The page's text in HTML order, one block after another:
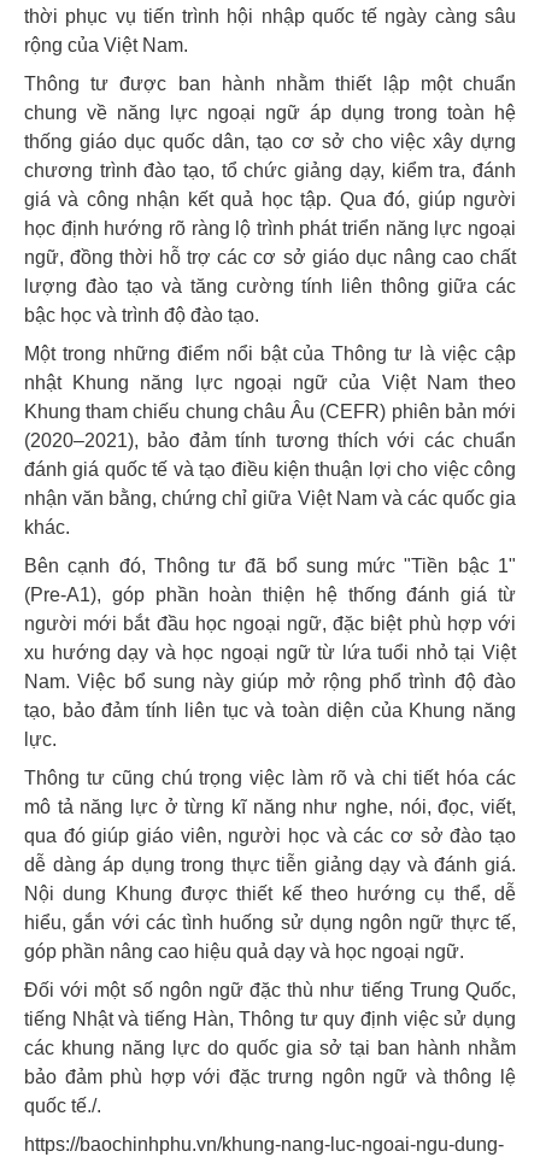
thời phục vụ tiến trình hội nhập quốc tế ngày càng sâu
rộng của Việt Nam.
Thông tư được ban hành nhằm thiết lập một chuẩn
chung về năng lực ngoại ngữ áp dụng trong toàn hệ
thống giáo dục quốc dân, tạo cơ sở cho việc xây dựng
chương trình đào tạo, tổ chức giảng dạy, kiểm tra, đánh
giá và công nhận kết quả học tập. Qua đó, giúp người
học định hướng rõ ràng lộ trình phát triển năng lực ngoại
ngữ, đồng thời hỗ trợ các cơ sở giáo dục nâng cao chất
lượng đào tạo và tăng cường tính liên thông giữa các
bậc học và trình độ đào tạo.
Một trong những điểm nổi bật của Thông tư là việc cập
nhật Khung năng lực ngoại ngữ của Việt Nam theo
Khung tham chiếu chung châu Âu (CEFR) phiên bản mới
(2020–2021), bảo đảm tính tương thích với các chuẩn
đánh giá quốc tế và tạo điều kiện thuận lợi cho việc công
nhận văn bằng, chứng chỉ giữa Việt Nam và các quốc gia
khác.
Bên cạnh đó, Thông tư đã bổ sung mức "Tiền bậc 1"
(Pre-A1), góp phần hoàn thiện hệ thống đánh giá từ
người mới bắt đầu học ngoại ngữ, đặc biệt phù hợp với
xu hướng dạy và học ngoại ngữ từ lứa tuổi nhỏ tại Việt
Nam. Việc bổ sung này giúp mở rộng phổ trình độ đào
tạo, bảo đảm tính liên tục và toàn diện của Khung năng
lực.
Thông tư cũng chú trọng việc làm rõ và chi tiết hóa các
mô tả năng lực ở từng kĩ năng như nghe, nói, đọc, viết,
qua đó giúp giáo viên, người học và các cơ sở đào tạo
dễ dàng áp dụng trong thực tiễn giảng dạy và đánh giá.
Nội dung Khung được thiết kế theo hướng cụ thể, dễ
hiểu, gắn với các tình huống sử dụng ngôn ngữ thực tế,
góp phần nâng cao hiệu quả dạy và học ngoại ngữ.
Đối với một số ngôn ngữ đặc thù như tiếng Trung Quốc,
tiếng Nhật và tiếng Hàn, Thông tư quy định việc sử dụng
các khung năng lực do quốc gia sở tại ban hành nhằm
bảo đảm phù hợp với đặc trưng ngôn ngữ và thông lệ
quốc tế./.
https://baochinhphu.vn/khung-nang-luc-ngoai-ngu-dung-